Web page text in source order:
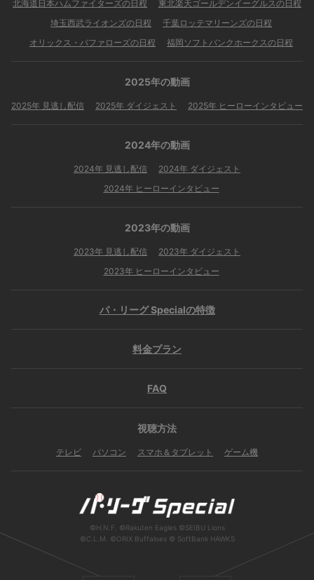
北海道日本ハムファイターズの日程
東北楽天ゴールデンイーグルスの日程
埼玉西武ライオンズの日程
千葉ロッテマリーンズの日程
オリックス・バファローズの日程
福岡ソフトバンクホークスの日程
2025年の動画
2025年 見逃し配信 2025年 ダイジェスト 2025年 ヒーローインタビュー
2024年の動画
2024年 見逃し配信
2024年 ダイジェスト
2024年 ヒーローインタビュー
2023年の動画
2023年 見逃し配信
2023年 ダイジェスト
2023年 ヒーローインタビュー
パ・リーグ Specialの特徴
料金プラン
FAQ
視聴方法
テレビ パソコン スマホ＆タブレット ゲーム機
©H.N.F. ©Rakuten Eagles ©SEIBU Lions
©C.L.M. ©ORIX Buffaloes © SoftBank HAWKS